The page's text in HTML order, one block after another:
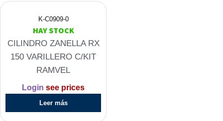
K-C0909-0
HAY STOCK
CILINDRO ZANELLA RX
150 VARILLERO C/KIT
RAMVEL
Login see prices
Leer más